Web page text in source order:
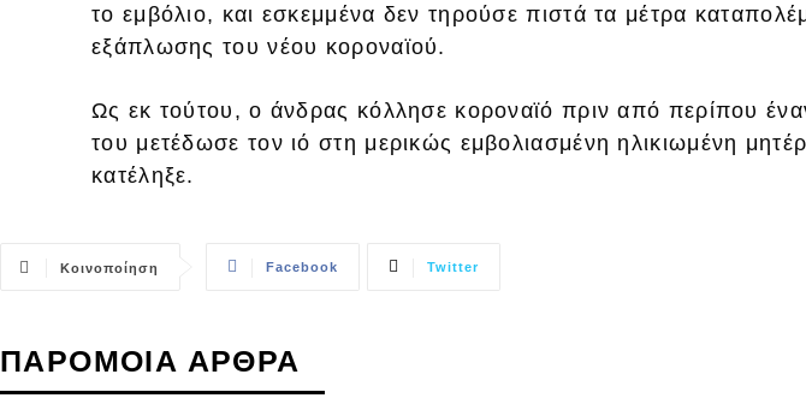
το εμβόλιο, και εσκεμμένα δεν τηρούσε πιστά τα μέτρα
εξάπλωσης του νέου κοροναϊού.
Ως εκ τούτου, ο άνδρας κόλλησε κοροναϊό πριν από περίπου
του μετέδωσε τον ιό στη μερικώς εμβολιασμένη ηλικιωμένη
κατέληξε.
Κοινοποίηση Facebook Twitter
ΠΑΡΟΜΟΙΑ ΑΡΘΡΑ